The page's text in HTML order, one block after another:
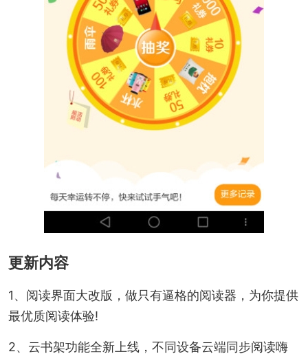
更新内容
1、阅读界面大改版，做只有逼格的阅读器，为你提供
最优质阅读体验!
2、云书架功能全新上线，不同设备云端同步阅读嗨